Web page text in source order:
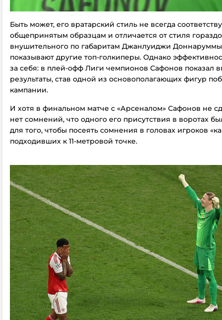
Быть может, его вратарский стиль не всегда
общепринятым образцам и отличается от стиля
внушительного по габаритам Джанлуиджи Доннаруммы
показывают другие топ-голкиперы. Однако
за себя: в плей-офф Лиги чемпионов Сафонов показал
результаты, став одной из основополагающих фигур
кампании.
И хотя в финальном матче с «Арсеналом» Сафонов не
нет сомнений, что одного его присутствия в воротах
для того, чтобы посеять сомнения в головах игроков
подходивших к 11-метровой точке.